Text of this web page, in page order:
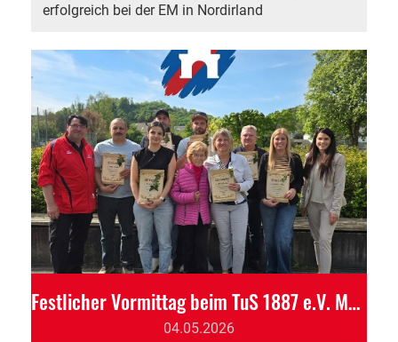
erfolgreich bei der EM in Nordirland
Festlicher Vormittag beim TuS 1887 e.V. Maulburg: Ehrung langjähriger Mitglieder und Dank an das Ehrenamt
04.05.2026